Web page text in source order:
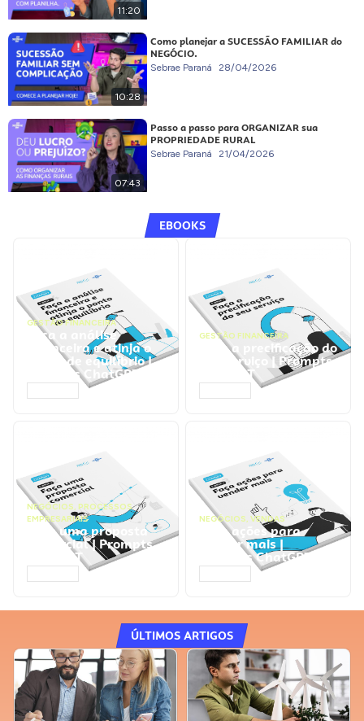
11:20
10:28
Como planejar a SUCESSÃO FAMILIAR do
NEGÓCIO.
Sebrae Paraná 28/04/2026
07:43
Passo a passo para ORGANIZAR sua
PROPRIEDADE RURAL
Sebrae Paraná 21/04/2026
EBOOKS
GESTÃO FINANCEIRA
Faça a análise
financeira e atinja o
ponto de equilíbrio |
Prompts ChatGPT
GESTÃO FINANCEIRA
Faça a precificação do
seu serviço | Prompts
ChatGPT
NEGÓCIOS, PROCESSOS
EMPRESARIAIS
Faça uma proposta
comercial | Prompts
ChatGPT
NEGÓCIOS, VENDAS
Faça ações para
vender mais |
Prompts ChatGPT
ÚLTIMOS ARTIGOS